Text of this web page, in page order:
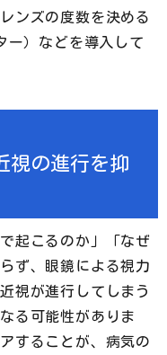
ンズの度数を決める
ー）などを導入して
視の進行を抑
起こるのか」「なぜ
ず、眼鏡による視力
視が進行してしまう
る可能性がありま
することが、病気の